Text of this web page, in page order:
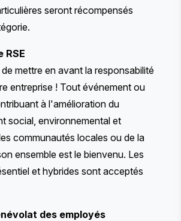
seront récompensés
RSE
mettre en avant la responsabilité
entreprise ! Tout événement ou
à l'amélioration du
social, environnemental et
communautés locales ou de la
ensemble est le bienvenu. Les
et hybrides sont acceptés
des employés